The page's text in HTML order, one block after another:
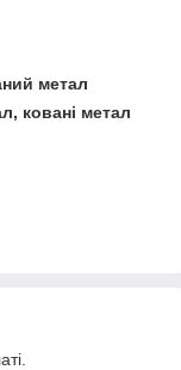
метал
ковані метал